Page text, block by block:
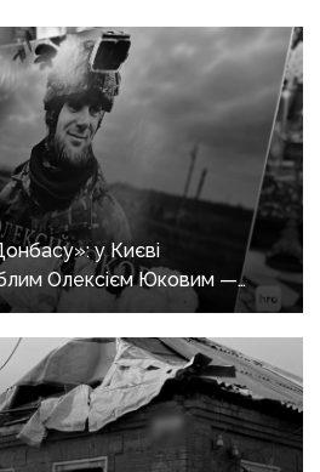
у Києві
Олексієм Юковим —
«Плацдарм»